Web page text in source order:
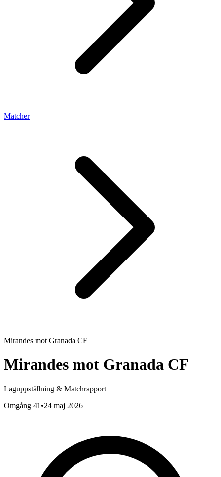
Matcher
Mirandes mot Granada CF
Mirandes mot Granada CF
Laguppställning & Matchrapport
Omgång 41 •24 maj 2026